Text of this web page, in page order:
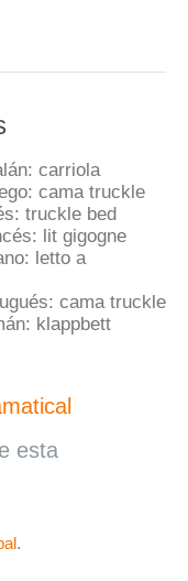
carriola
cama truckle
truckle bed
lit gigogne
letto a
cama truckle
klappbett
esta
.